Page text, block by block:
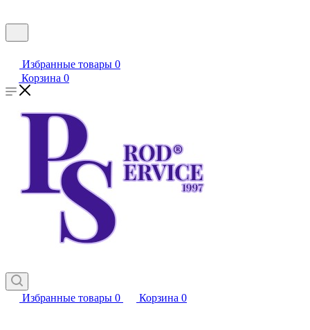
Избранные товары 0
Корзина 0
Избранные товары 0 Корзина 0